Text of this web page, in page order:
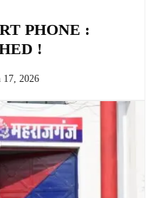
PHONE :
!
17, 2026